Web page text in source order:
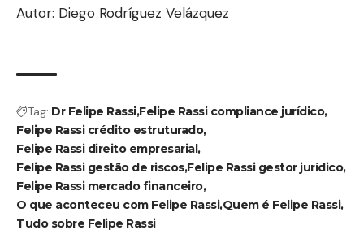
Autor: Diego Rodríguez Velázquez
Tag: Dr Felipe RassiFelipe Rassi compliance jurídico
Felipe Rassi crédito estruturado
Felipe Rassi direito empresarial
Felipe Rassi gestão de riscosFelipe Rassi gestor jurídico
Felipe Rassi mercado financeiro
O que aconteceu com Felipe RassiQuem é Felipe Rassi
Tudo sobre Felipe Rassi